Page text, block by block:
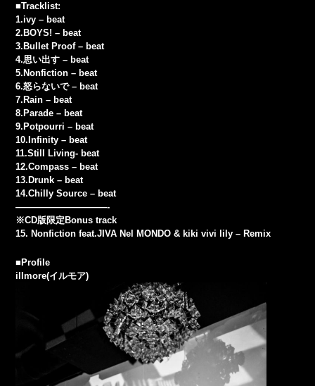
■Tracklist:
1.ivy – beat
2.BOYS! – beat
3.Bullet Proof – beat
4.思い出す – beat
5.Nonfiction – beat
6.怒らないで – beat
7.Rain – beat
8.Parade – beat
9.Potpourri – beat
10.Infinity – beat
11.Still Living- beat
12.Compass – beat
13.Drunk – beat
14.Chilly Source – beat
——————————-
※CD版限定Bonus track
15. Nonfiction feat.JIVA Nel MONDO & kiki vivi lily – Remix
■Profile
illmore(イルモア)